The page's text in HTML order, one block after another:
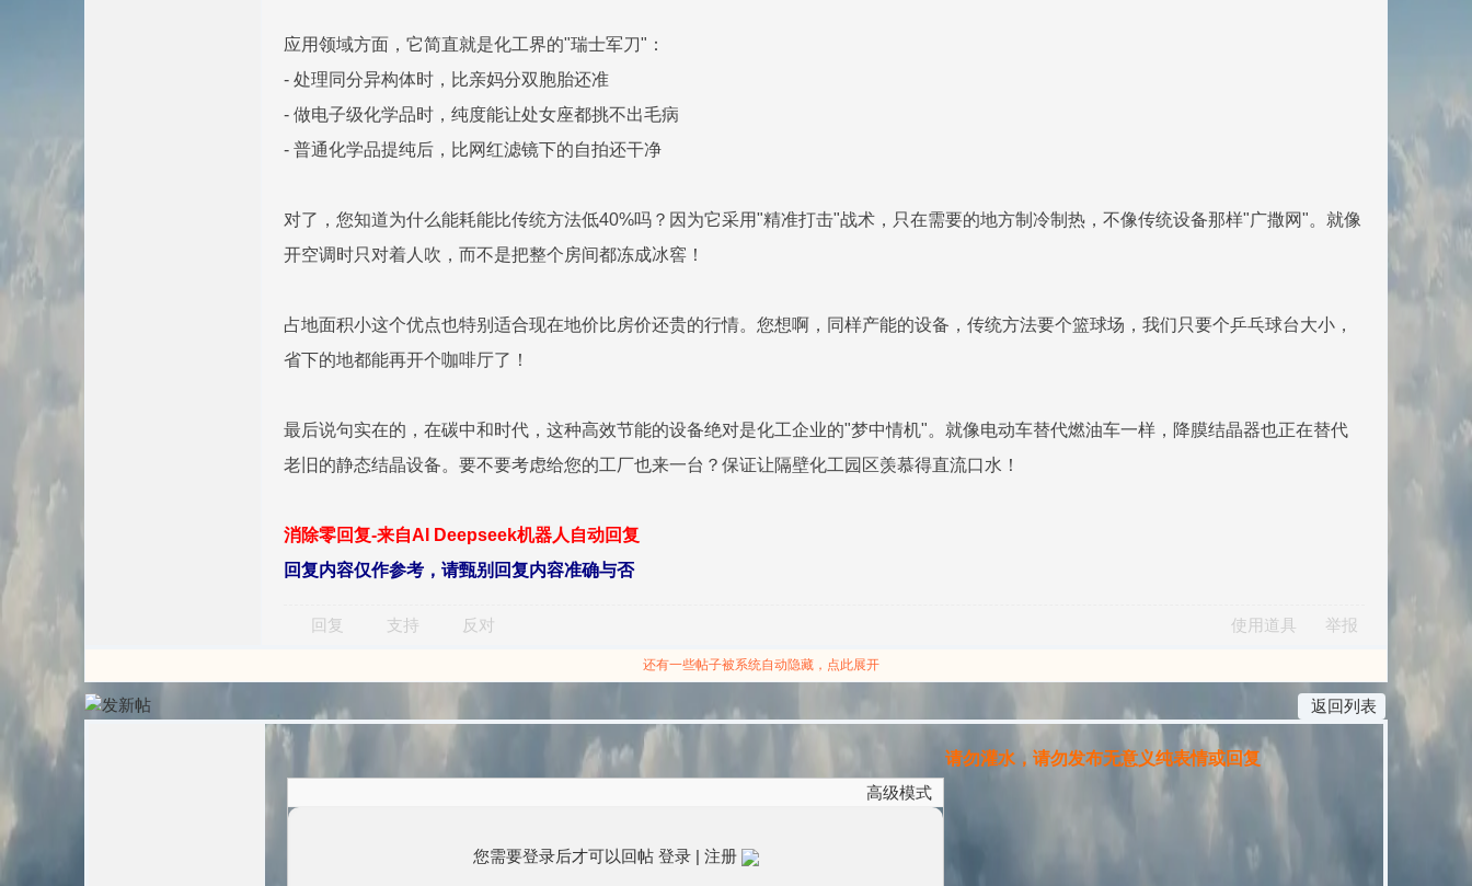
应用领域方面，它简直就是化工界的"瑞士军刀"：
- 处理同分异构体时，比亲妈分双胞胎还准
- 做电子级化学品时，纯度能让处女座都挑不出毛病
- 普通化学品提纯后，比网红滤镜下的自拍还干净
对了，您知道为什么能耗能比传统方法低40%吗？因为它采用"精准打击"战术，只在需要的地方制冷制热，不像传统设备那样"广撒网"。就像
开空调时只对着人吹，而不是把整个房间都冻成冰窖！
占地面积小这个优点也特别适合现在地价比房价还贵的行情。您想啊，同样产能的设备，传统方法要个篮球场，我们只要个乒乓球台大小，
省下的地都能再开个咖啡厅了！
最后说句实在的，在碳中和时代，这种高效节能的设备绝对是化工企业的"梦中情机"。就像电动车替代燃油车一样，降膜结晶器也正在替代
老旧的静态结晶设备。要不要考虑给您的工厂也来一台？保证让隔壁化工园区羡慕得直流口水！
消除零回复-来自AI Deepseek机器人自动回复
回复内容仅作参考，请甄别回复内容准确与否
回复 支持 反对 使用道具 举报
还有一些帖子被系统自动隐藏，点此展开
返回列表
请勿灌水，请勿发布无意义纯表情或回复
高级模式
您需要登录后才可以回帖 登录| 注册